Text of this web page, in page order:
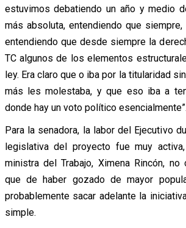
estuvimos debatiendo un año y medio
más absoluta, entendiendo que
entendiendo que desde siempre la
TC algunos de los elementos
ley. Era claro que o iba por la titularidad
más les molestaba, y que eso iba a
donde hay un voto político esencialmente”.
Para la senadora, la labor del Ejecutivo
legislativa del proyecto fue muy
ministra del Trabajo, Ximena Rincón, no
que de haber gozado de mayor
probablemente sacar adelante la
simple.